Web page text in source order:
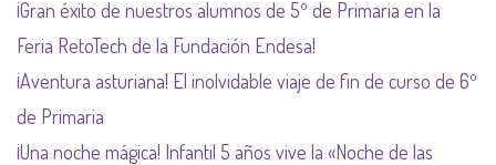
¡Gran éxito de nuestros alumnos de 5º de Primaria en la
Feria RetoTech de la Fundación Endesa!
¡Aventura asturiana! El inolvidable viaje de fin de curso de 6º
de Primaria
¡Una noche mágica! Infantil 5 años vive la «Noche de las